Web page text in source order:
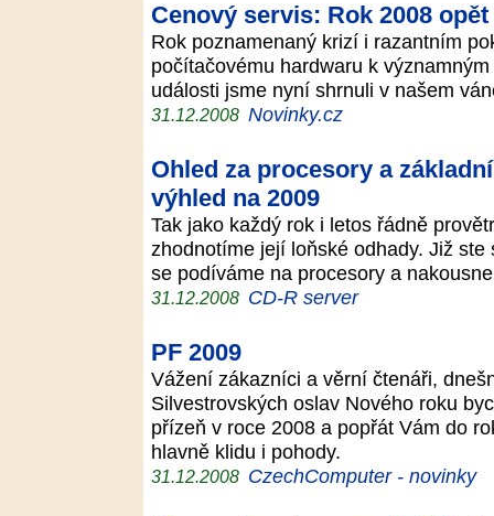
Cenový servis: Rok 2008
Rok poznamenaný krizí i razantním
počítačovému hardwaru k
události jsme nyní shrnuli v našem
31.12.2008 Novinky.cz
Ohled za procesory a
výhled na 2009
Tak jako každý rok i letos řádně
zhodnotíme její loňské odhady. Již
se podíváme na procesory a
31.12.2008 CD-R server
PF 2009
Vážení zákazníci a věrní čtenáři,
Silvestrovských oslav Nového roku
přízeň v roce 2008 a popřát Vám do
hlavně klidu i pohody.
31.12.2008 CzechComputer - novinky